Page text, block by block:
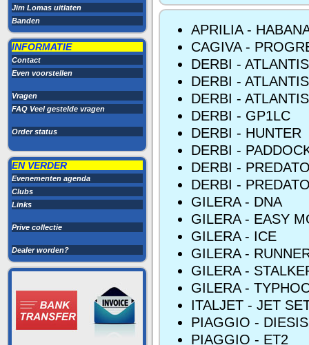
Jim Lomas uitlaten
Banden
INFORMATIE
Contact
Even voorstellen
Vragen
FAQ Veel gestelde vragen
Order status
EN VERDER
Evenementen agenda
Clubs
Links
Prive collectie
Dealer worden?
APRILIA -
CAGIVA -
DERBI -
DERBI -
DERBI -
DERBI - GP1LC
DERBI - HUNTER
DERBI -
DERBI -
DERBI -
GILERA - DNA
GILERA - EASY
GILERA - ICE
GILERA -
GILERA -
GILERA -
ITALJET - JET
PIAGGIO - DIESIS
PIAGGIO - ET2